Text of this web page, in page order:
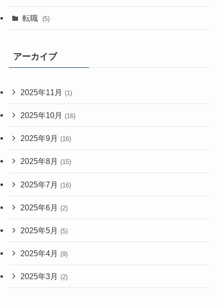
転職 (5)
アーカイブ
2025年11月 (1)
2025年10月 (16)
2025年9月 (16)
2025年8月 (15)
2025年7月 (16)
2025年6月 (2)
2025年5月 (5)
2025年4月 (9)
2025年3月 (2)